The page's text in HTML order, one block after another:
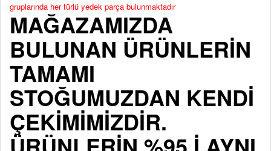
gruplarında her türlü yedek parça bulunmaktadır
MAĞAZAMIZDA
BULUNAN ÜRÜNLERİN
TAMAMI
STOĞUMUZDAN KENDİ
ÇEKİMİMİZDİR.